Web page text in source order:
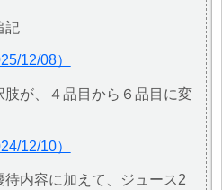
記
12/08）
が、４品目から６品目に変
12/10）
内容に加えて、ジュース2